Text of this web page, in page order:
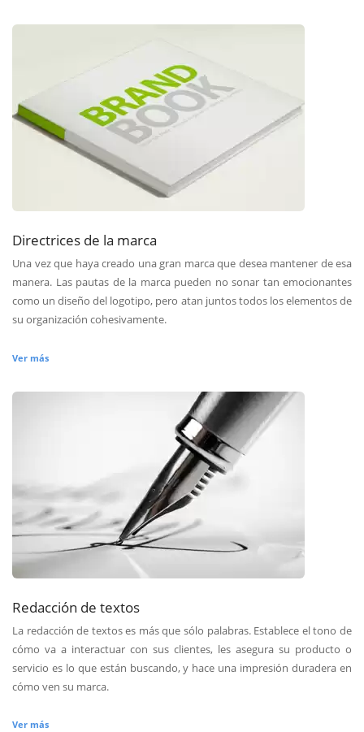
Directrices de la marca
Una vez que haya creado una gran marca que desea mantener de esa
manera. Las pautas de la marca pueden no sonar tan emocionantes
como un diseño del logotipo, pero atan juntos todos los elementos de
su organización cohesivamente.
Ver más
Redacción de textos
La redacción de textos es más que sólo palabras. Establece el tono de
cómo va a interactuar con sus clientes, les asegura su producto o
servicio es lo que están buscando, y hace una impresión duradera en
cómo ven su marca.
Ver más